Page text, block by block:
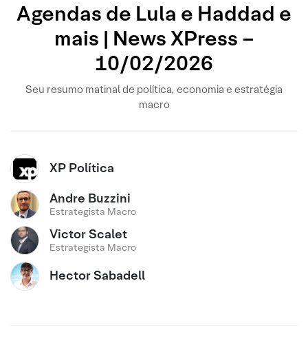
Agendas de Lula e Haddad e
mais | News XPress –
10/02/2026
Seu resumo matinal de política, economia e estratégia
macro
XP Política
Andre Buzzini
Estrategista Macro
Victor Scalet
Estrategista Macro
Hector Sabadell